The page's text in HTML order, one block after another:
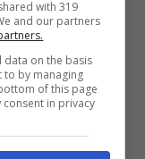
capolista
Beruatto
con quello
della
e assist, e
i neroverdi
with 319
and our partners
data on the basis
to by managing
of this page
in privacy